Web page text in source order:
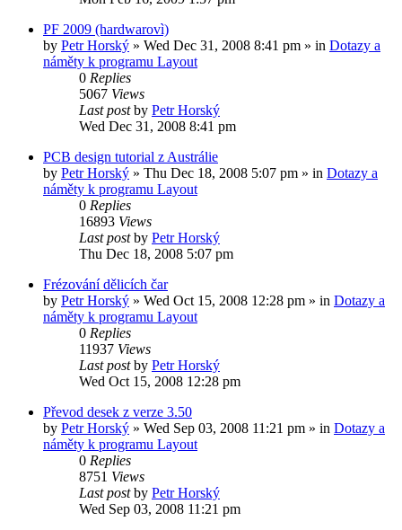
PF 2009 (hardwarovì)
by Petr Horský » Wed Dec 31, 2008 8:41 pm » in Dotazy a
náměty k programu Layout
0 Replies
5067 Views
Last postby Petr Horský
Wed Dec 31, 2008 8:41 pm
PCB design tutorial z Austrálie
by Petr Horský » Thu Dec 18, 2008 5:07 pm » in Dotazy a
náměty k programu Layout
0 Replies
16893 Views
Last postby Petr Horský
Thu Dec 18, 2008 5:07 pm
Frézování dělicích čar
by Petr Horský » Wed Oct 15, 2008 12:28 pm » in Dotazy a
náměty k programu Layout
0 Replies
11937 Views
Last postby Petr Horský
Wed Oct 15, 2008 12:28 pm
Převod desek z verze 3.50
by Petr Horský » Wed Sep 03, 2008 11:21 pm » in Dotazy a
náměty k programu Layout
0 Replies
8751 Views
Last postby Petr Horský
Wed Sep 03, 2008 11:21 pm